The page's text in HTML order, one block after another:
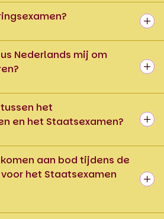
Nederlands mij om
het
en het Staatsexamen?
aan bod tijdens de
het Staatsexamen